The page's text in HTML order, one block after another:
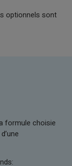
optionnels sont
formule choisie